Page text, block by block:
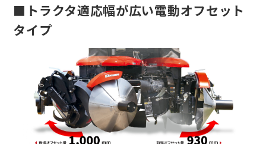
■トラクタ適応幅が広い電動オフセット
タイプ